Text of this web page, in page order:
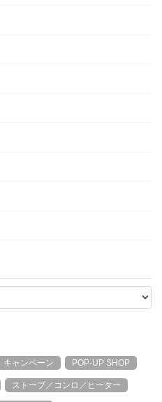
キャンペーン POP-UP SHOP
ストーブ／コンロ／ヒーター